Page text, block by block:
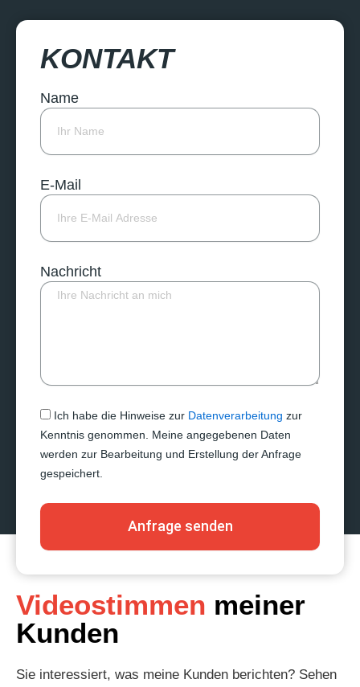
KONTAKT
Name
E-Mail
Nachricht
Ich habe die Hinweise zur Datenverarbeitung zur
Kenntnis genommen. Meine angegebenen Daten
werden zur Bearbeitung und Erstellung der Anfrage
gespeichert.
Anfrage senden
Videostimmen meiner
Kunden
Sie interessiert, was meine Kunden berichten? Sehen